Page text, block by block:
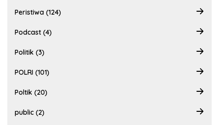
Peristiwa (124)
Podcast (4)
Politik (3)
POLRI (101)
Poltik (20)
public (2)